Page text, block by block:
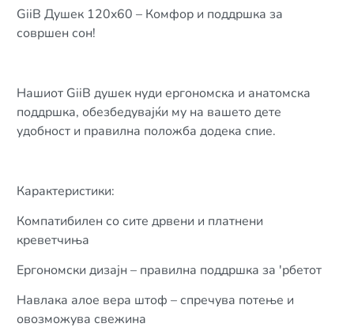
GiiB Душек 120x60 – Комфор и поддршка за
совршен сон!
Нашиот GiiB душек нуди ергономска и анатомска
поддршка, обезбедувајќи му на вашето дете
удобност и правилна положба додека спие.
Карактеристики:
Компатибилен со сите дрвени и платнени
креветчиња
Ергономски дизајн – правилна поддршка за 'рбетот
Навлака алое вера штоф – спречува потење и
овозможува свежина